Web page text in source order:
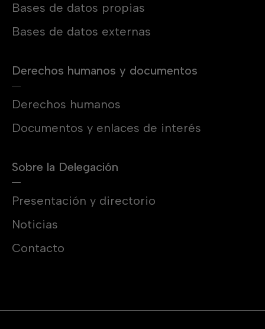
Bases de datos propias
Bases de datos externas
Derechos humanos y documentos
Derechos humanos
Documentos y enlaces de interés
Sobre la Delegación
Presentación y directorio
Noticias
Contacto